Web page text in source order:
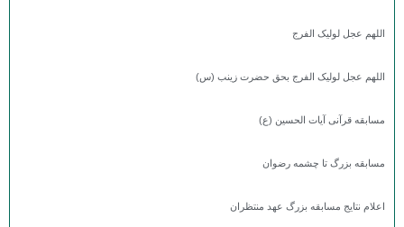
اللهم عجل لولیک الفرج
اللهم عجل لولیک الفرج بحق حضرت زینب (س)
مسابقه قرآنی آیات الحسین (ع)
مسابقه بزرگ تا چشمه رضوان
اعلام نتایج مسابقه بزرگ عهد منتظران